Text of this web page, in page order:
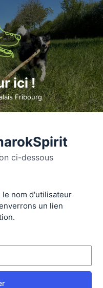
ci-dessous
le nom d'utilisateur
un lien
ici !
Fribourg